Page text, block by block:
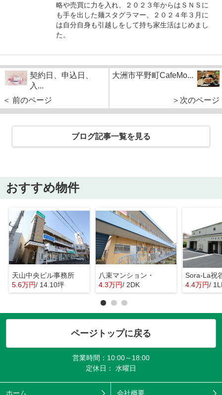
略や売買に力を入れ、２０２３年からはＳＮＳに
も手を出した麺スタグラマー。２０２４年３月に
は自分自身も引越しをして持ち家生活はじめまし
た。
契約日、申込日、
入...
＜ 前のページ
大洲市平野町CafeMo...
＞次のページ
ブログ記事一覧を見る
おすすめ物件
天山中央ビル事務所
5.6万円/ 14.10坪
八束マンション・
4.3万円/ 2DK
Sora-La祝
4.4万円/
ページトップに戻る
営業時間：10:00～18:00
定休日： 水曜日
ホーム 会社概要